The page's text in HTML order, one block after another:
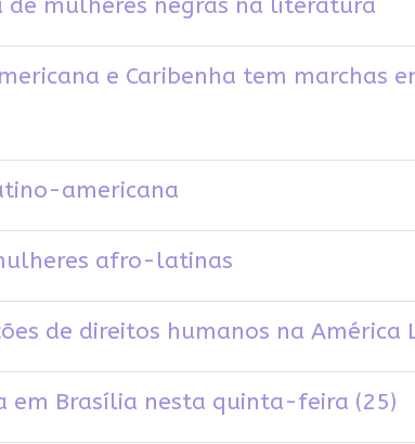
de mulheres negras na literatura
e Caribenha tem marchas
americana
afro-latinas
de direitos humanos na América
em Brasília nesta quinta-feira (25)